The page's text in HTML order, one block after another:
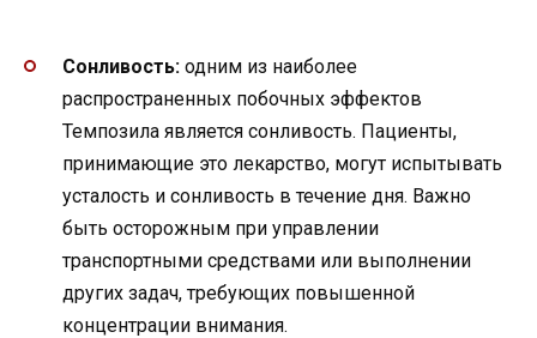
Сонливость: одним из наиболее
распространенных побочных эффектов
Темпозила является сонливость. Пациенты,
принимающие это лекарство, могут испытывать
усталость и сонливость в течение дня. Важно
быть осторожным при управлении
транспортными средствами или выполнении
других задач, требующих повышенной
концентрации внимания.